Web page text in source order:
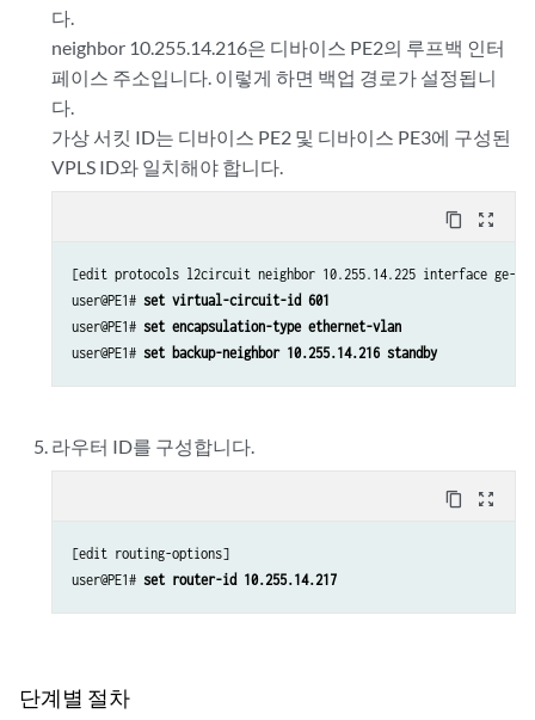
다.
neighbor 10.255.14.216은 디바이스 PE2의 루프백 인터
페이스 주소입니다. 이렇게 하면 백업 경로가 설정됩니
다.
가상 서킷 ID는 디바이스 PE2 및 디바이스 PE3에 구성된
VPLS ID와 일치해야 합니다.
content_copy zoom_out_map
[edit protocols l2circuit neighbor 10.255.14.225 interface ge-2/
user@PE1# set virtual-circuit-id 601
user@PE1# set encapsulation-type ethernet-vlan
user@PE1# set backup-neighbor 10.255.14.216 standby
라우터 ID를 구성합니다.
content_copy zoom_out_map
[edit routing-options]
user@PE1# set router-id 10.255.14.217
단계별 절차